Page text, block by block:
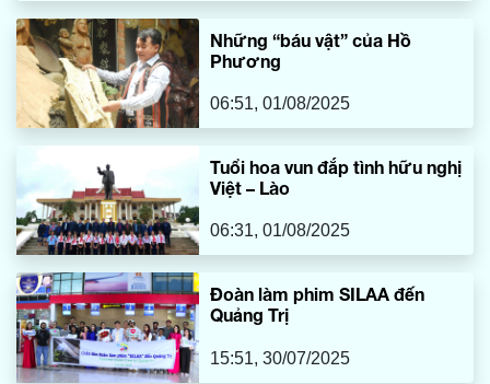
Những “báu vật” của Hồ
Phương
06:51, 01/08/2025
Tuổi hoa vun đắp tình hữu nghị
Việt – Lào
06:31, 01/08/2025
Đoàn làm phim SILAA đến
Quảng Trị
15:51, 30/07/2025